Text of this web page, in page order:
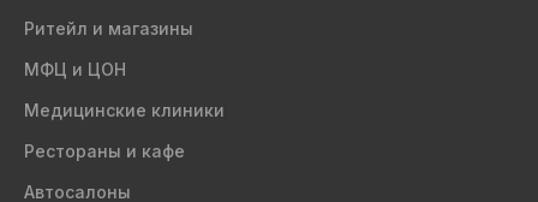
Ритейл и магазины
МФЦ и ЦОН
Медицинские клиники
Рестораны и кафе
Автосалоны